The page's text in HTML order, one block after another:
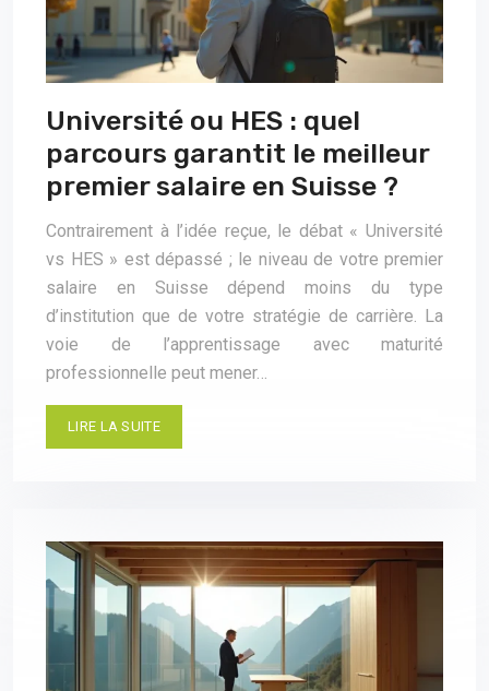
Université ou HES : quel
parcours garantit le meilleur
premier salaire en Suisse ?
Contrairement à l’idée reçue, le débat « Université
vs HES » est dépassé ; le niveau de votre premier
salaire en Suisse dépend moins du type
d’institution que de votre stratégie de carrière. La
voie de l’apprentissage avec maturité
professionnelle peut mener…
LIRE LA SUITE